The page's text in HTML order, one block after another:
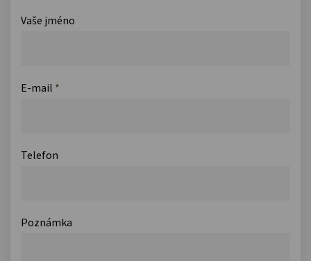
Vaše jméno
E-mail *
Telefon
Poznámka